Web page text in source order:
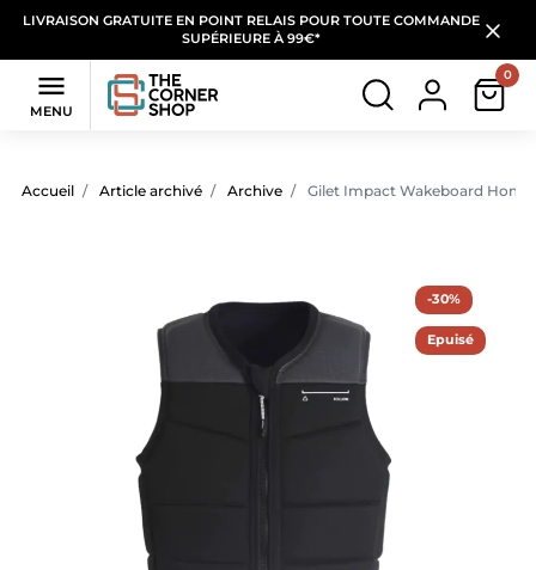
LIVRAISON GRATUITE EN POINT RELAIS POUR TOUTE COMMANDE
SUPÉRIEURE À 99€*

MENU
0
Accueil Article archivé Archive Gilet Impact Wakeboard
-30%
Epuisé